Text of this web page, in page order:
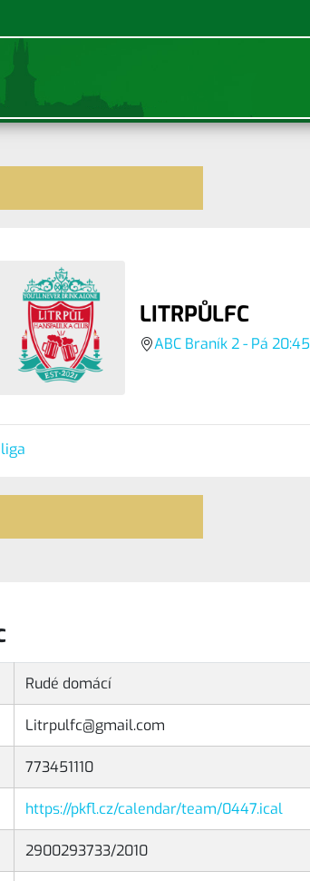
LITRPŮLFC
ABC Braník 2 - Pá 20:45
liga
Rudé domácí
Litrpulfc@gmail.com
773451110
https://pkfl.cz/calendar/team/0447.ical
2900293733/2010